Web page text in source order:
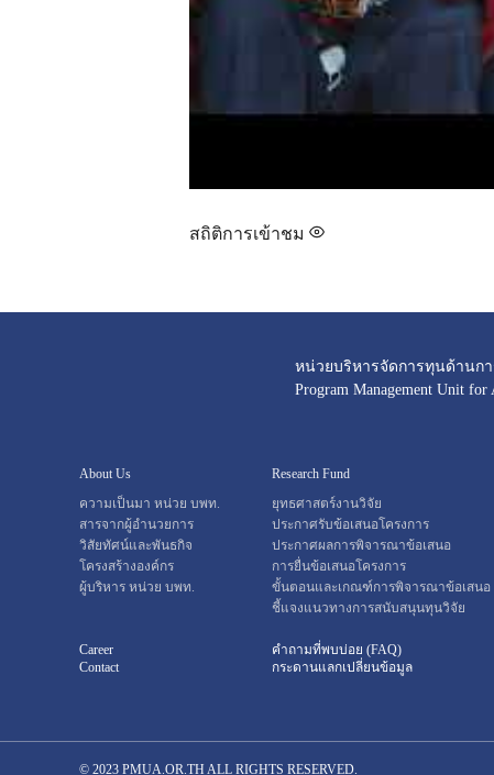
สถิติการเข้าชม
หน่วยบริหารจัดการทุนด้านก
Program Management Unit for
About Us
ความเป็นมา หน่วย บพท.
สารจากผู้อำนวยการ
วิสัยทัศน์และพันธกิจ
โครงสร้างองค์กร
ผู้บริหาร หน่วย บพท.
Research Fund
ยุทธศาสตร์งานวิจัย
ประกาศรับข้อเสนอโครงการ
ประกาศผลการพิจารณาข้อเสนอ
การยื่นข้อเสนอโครงการ
ขั้นตอนและเกณฑ์การพิจารณาข้อเสนอ
ชี้แจงแนวทางการสนับสนุนทุนวิจัย
Career
Contact
คำถามที่พบบ่อย (FAQ)
กระดานแลกเปลี่ยนข้อมูล
© 2023 PMUA.OR.TH ALL RIGHTS RESERVED.